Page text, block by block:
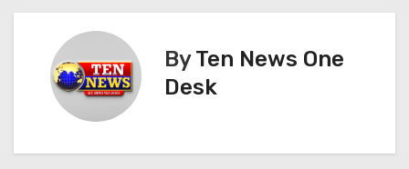
v
ByTen News One
Desk